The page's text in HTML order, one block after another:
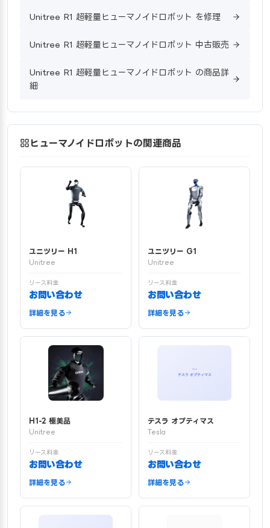
Unitree R1 超軽量ヒューマノイドロボット を修理
Unitree R1 超軽量ヒューマノイドロボット 中古販売
Unitree R1 超軽量ヒューマノイドロボット の商品詳
細
ヒューマノイドロボットの関連商品
ユニツリー H1
Unitree
リース料金
お問い合わせ
詳細を見る
ユニツリー G1
Unitree
リース料金
お問い合わせ
詳細を見る
H1-2 極美品
Unitree
リース料金
お問い合わせ
詳細を見る
テスラ オプティマス
Tesla
リース料金
お問い合わせ
詳細を見る